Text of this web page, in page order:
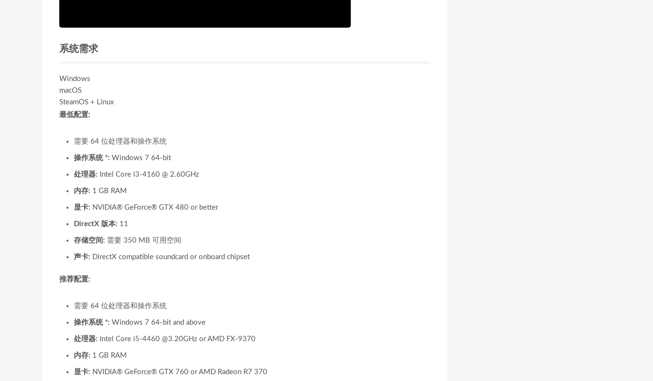
系统需求
Windows
macOS
SteamOS + Linux
最低配置:
需要 64 位处理器和操作系统
操作系统 *: Windows 7 64-bit
处理器: Intel Core i3-4160 @ 2.60GHz
内存: 1 GB RAM
显卡: NVIDIA® GeForce® GTX 480 or better
DirectX 版本: 11
存储空间: 需要 350 MB 可用空间
声卡: DirectX compatible soundcard or onboard chipset
推荐配置:
需要 64 位处理器和操作系统
操作系统 *: Windows 7 64-bit and above
处理器: Intel Core i5-4460 @3.20GHz or AMD FX-9370
内存: 1 GB RAM
显卡: NVIDIA® GeForce® GTX 760 or AMD Radeon R7 370